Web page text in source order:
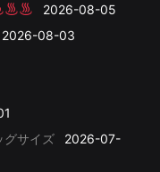
2026-08-05
2026-08-03
グサイズ
2026-07-